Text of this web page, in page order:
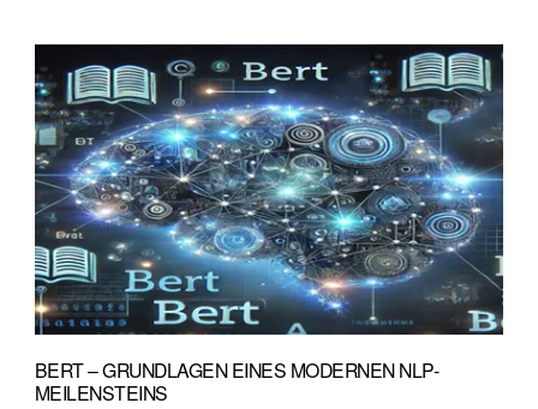
BERT – GRUNDLAGEN EINES MODERNEN NLP-
MEILENSTEINS